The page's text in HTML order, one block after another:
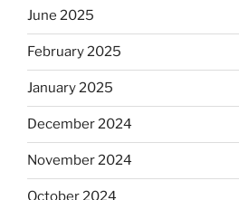
June 2025
February 2025
January 2025
December 2024
November 2024
October 2024